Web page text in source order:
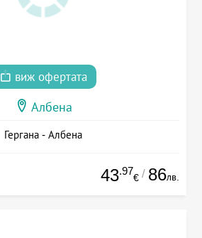
виж офертата
Албена
Гергана - Албена
43.97
€ / 86лв.